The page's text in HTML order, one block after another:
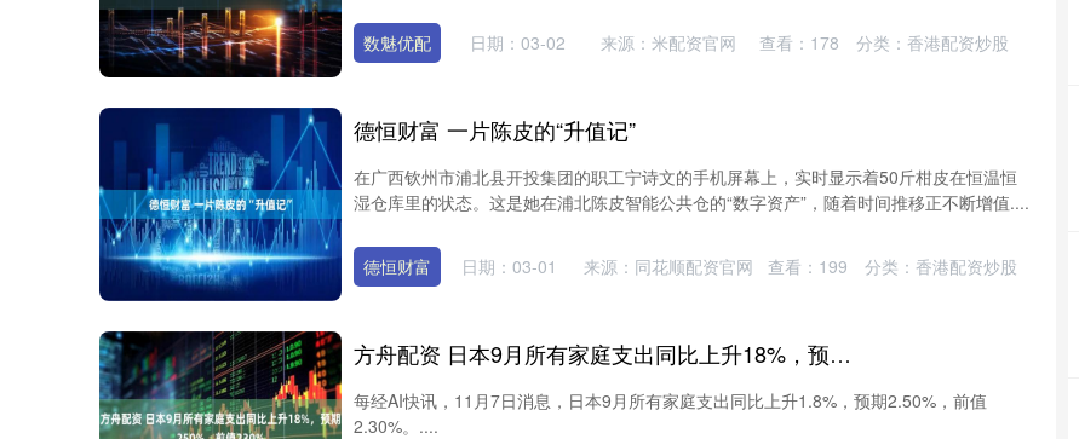
数魅优配 日期：03-02 来源：米配资官网 查看： 178 分类： 香港配资炒股
德恒财富 一片陈皮的“升值记”
在广西钦州市浦北县开投集团的职工宁诗文的手机屏幕上，实时显示着50斤柑皮在恒温恒
湿仓库里的状态。这是她在浦北陈皮智能公共仓的“数字资产”，随着时间推移正不断增值....
德恒财富 日期：03-01 来源：同花顺配资官网 查看： 199 分类： 香港配资炒股
方舟配资 日本9月所有家庭支出同比上升18%，预期250%，前值230%
每经AI快讯，11月7日消息，日本9月所有家庭支出同比上升1.8%，预期2.50%，前值
2.30%。....